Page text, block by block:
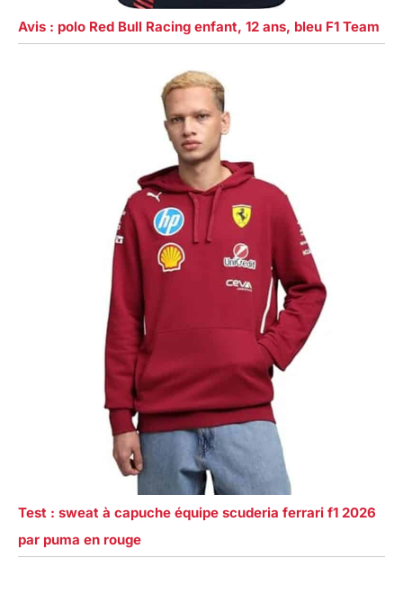
Avis : polo Red Bull Racing enfant, 12 ans, bleu F1 Team
Test : sweat à capuche équipe scuderia ferrari f1 2026
par puma en rouge